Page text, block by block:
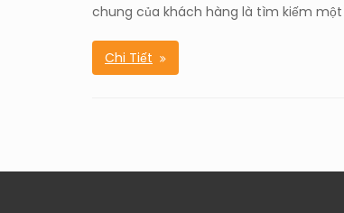
chung của khách hàng là tìm kiếm
Chi Tiết